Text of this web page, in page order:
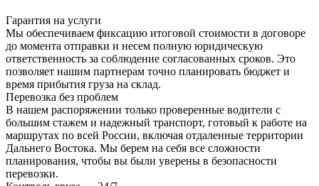
Гарантия на услуги
Мы обеспечиваем фиксацию итоговой стоимости в договоре
до момента отправки и несем полную юридическую
ответственность за соблюдение согласованных сроков. Это
позволяет нашим партнерам точно планировать бюджет и
время прибытия груза на склад.
Перевозка без проблем
В нашем распоряжении только проверенные водители с
большим стажем и надежный транспорт, готовый к работе на
маршрутах по всей России, включая отдаленные территории
Дальнего Востока. Мы берем на себя все сложности
планирования, чтобы вы были уверены в безопасности
перевозки.